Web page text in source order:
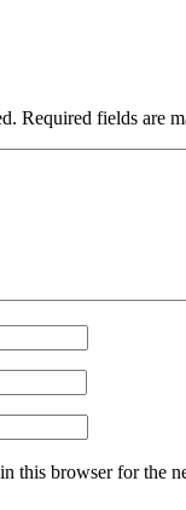
Required fields are
this browser for the